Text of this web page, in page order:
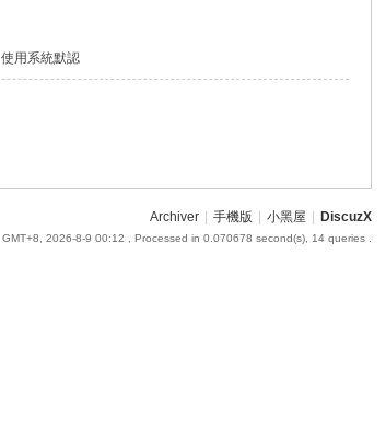
使用系統默認
Archiver 手機版 小黑屋 DiscuzX
GMT+8, 2026-8-9 00:12 , Processed in 0.070678 second(s), 14 queries .